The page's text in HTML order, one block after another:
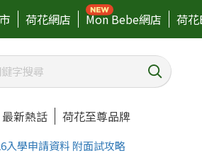
荷花網店 Mon Bebe網店 荷
最新熱話 荷花至尊品牌
入學申請資料 附面試攻略